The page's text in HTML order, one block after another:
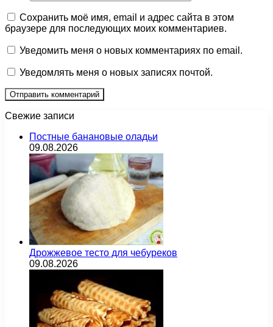
Сохранить моё имя, email и адрес сайта в этом
браузере для последующих моих комментариев.
Уведомить меня о новых комментариях по email.
Уведомлять меня о новых записях почтой.
Свежие записи
Постные банановые оладьи
09.08.2026
Дрожжевое тесто для чебуреков
09.08.2026